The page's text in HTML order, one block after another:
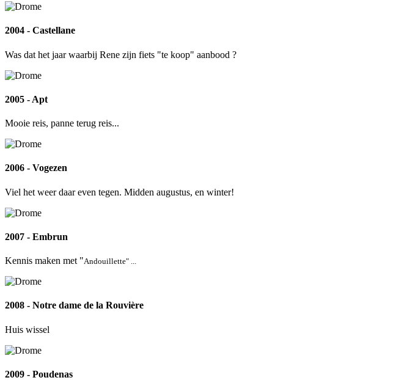
2004 - Castellane
Was dat het jaar waarbij Rene zijn fiets "te koop" aanbood ?
2005 - Apt
Mooie reis, panne terug reis...
2006 - Vogezen
Viel het weer daar even tegen. Midden augustus, en winter!
2007 - Embrun
Kennis maken met "Andouillette" ...
2008 - Notre dame de la Rouvière
Huis wissel
2009 - Poudenas